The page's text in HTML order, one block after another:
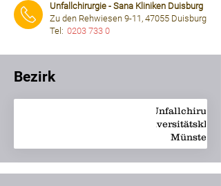
Unfallchirurgie - Sana Kliniken Duisburg
Zu den Rehwiesen 9-11, 47055 Duisburg
Tel: 0203 733 0
Bezirk
Unfallchirurgie
Münster